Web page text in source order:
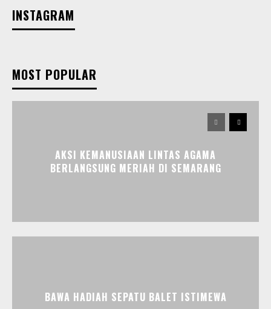
INSTAGRAM
MOST POPULAR
AKSI KEMANUSIAAN LINTAS AGAMA
BERLANGSUNG MERIAH DI SEMARANG
BAWA HADIAH SEPATU BALET ISTIMEWA